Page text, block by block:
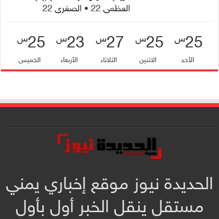
العظمى 22 • الصغرى 22
25س
الأحد
25س
الاثنين
27س
الثلاثاء
23س
الأربعاء
25س
الخميس
الحديدة نيوز موقع إخباري يمني
مستقل ينقل الخبر أول بأول